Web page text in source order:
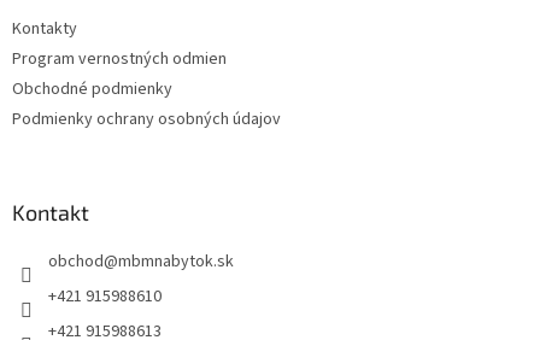
Kontakty
Program vernostných odmien
Obchodné podmienky
Podmienky ochrany osobných údajov
Kontakt
obchod@mbmnabytok.sk
+421 915988610
+421 915988613